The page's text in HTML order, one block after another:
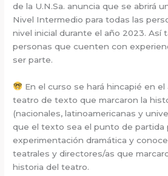
de la U.N.Sa. anuncia que se abrirá
Nivel Intermedio para todas las
nivel inicial durante el año 2023. Así
personas que cuenten con
ser parte.
En el curso se hará hincapié en
teatro de texto que marcaron la
(nacionales, latinoamericanas y
que el texto sea el punto de partida
experimentación dramática y
teatrales y directores/as que
historia del teatro.